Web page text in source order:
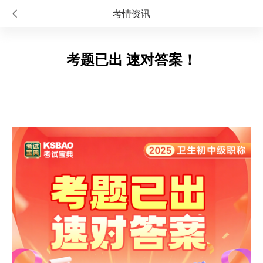
考情资讯
考题已出 速对答案！